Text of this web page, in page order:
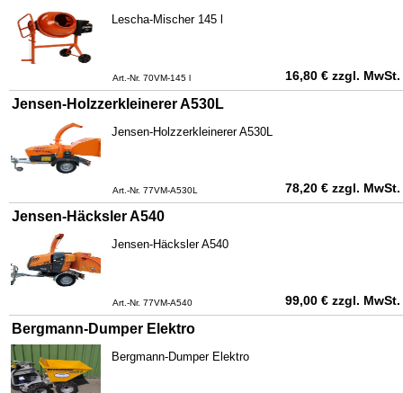
Lescha-Mischer 145 l
Art.-Nr. 70VM-145 l 16,80 € zzgl. MwSt.
Jensen-Holzzerkleinerer A530L
Jensen-Holzzerkleinerer A530L
Art.-Nr. 77VM-A530L 78,20 € zzgl. MwSt.
Jensen-Häcksler A540
Jensen-Häcksler A540
Art.-Nr. 77VM-A540 99,00 € zzgl. MwSt.
Bergmann-Dumper Elektro
Bergmann-Dumper Elektro